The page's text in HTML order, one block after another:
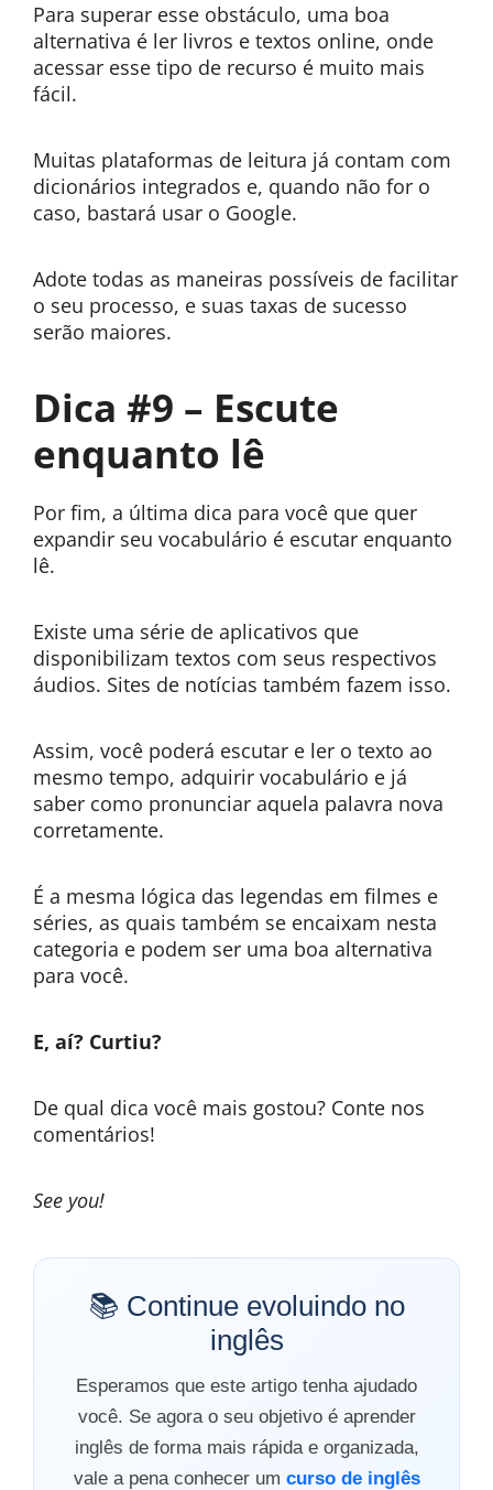
Para superar esse obstáculo, uma boa
alternativa é ler livros e textos online, onde
acessar esse tipo de recurso é muito mais
fácil.
Muitas plataformas de leitura já contam com
dicionários integrados e, quando não for o
caso, bastará usar o Google.
Adote todas as maneiras possíveis de facilitar
o seu processo, e suas taxas de sucesso
serão maiores.
Dica #9 – Escute
enquanto lê
Por fim, a última dica para você que quer
expandir seu vocabulário é escutar enquanto
lê.
Existe uma série de aplicativos que
disponibilizam textos com seus respectivos
áudios. Sites de notícias também fazem isso.
Assim, você poderá escutar e ler o texto ao
mesmo tempo, adquirir vocabulário e já
saber como pronunciar aquela palavra nova
corretamente.
É a mesma lógica das legendas em filmes e
séries, as quais também se encaixam nesta
categoria e podem ser uma boa alternativa
para você.
E, aí? Curtiu?
De qual dica você mais gostou? Conte nos
comentários!
See you!
📚 Continue evoluindo no
inglês
Esperamos que este artigo tenha ajudado
você. Se agora o seu objetivo é aprender
inglês de forma mais rápida e organizada,
vale a pena conhecer um curso de inglês